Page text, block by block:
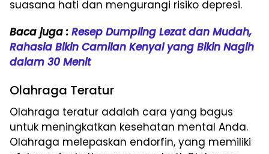
suasana hati dan mengurangi risiko depresi.
Baca juga : Resep Dumpling Lezat dan Mudah,
Rahasia Bikin Camilan Kenyal yang Bikin Nagih
dalam 30 Menit
Olahraga Teratur
Olahraga teratur adalah cara yang bagus
untuk meningkatkan kesehatan mental Anda.
Olahraga melepaskan endorfin, yang memiliki